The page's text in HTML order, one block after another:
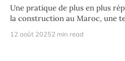
Une pratique de plus en plus répandue Dans le
la construction au Maroc, une
12 août 20252 min read